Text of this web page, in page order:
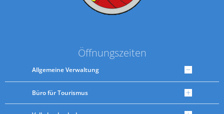
Öffnungszeiten
Allgemeine Verwaltung
Büro für Tourismus